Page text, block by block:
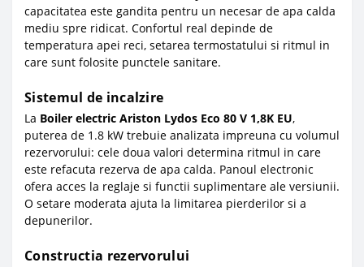
capacitatea este gandita pentru un necesar de apa calda
mediu spre ridicat. Confortul real depinde de
temperatura apei reci, setarea termostatului si ritmul in
care sunt folosite punctele sanitare.
Sistemul de incalzire
La Boiler electric Ariston Lydos Eco 80 V 1,8K EU,
puterea de 1.8 kW trebuie analizata impreuna cu volumul
rezervorului: cele doua valori determina ritmul in care
este refacuta rezerva de apa calda. Panoul electronic
ofera acces la reglaje si functii suplimentare ale versiunii.
O setare moderata ajuta la limitarea pierderilor si a
depunerilor.
Constructia rezervorului